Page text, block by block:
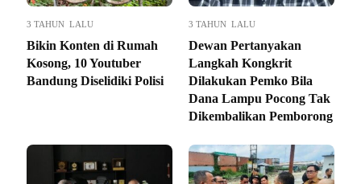
3 TAHUN LALU
Bikin Konten di Rumah
Kosong, 10 Youtuber
Bandung Diselidiki Polisi
3 TAHUN LALU
Dewan Pertanyakan
Langkah Kongkrit
Dilakukan Pemko Bila
Dana Lampu Pocong Tak
Dikembalikan Pemborong